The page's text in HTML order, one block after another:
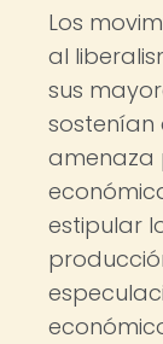
Los
al
sus
sostenían
amenaza
estipular